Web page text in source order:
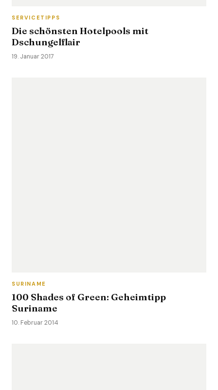
SERVICETIPPS
Die schönsten Hotelpools mit
Dschungelflair
19. Januar 2017
SURINAME
100 Shades of Green: Geheimtipp
Suriname
10. Februar 2014